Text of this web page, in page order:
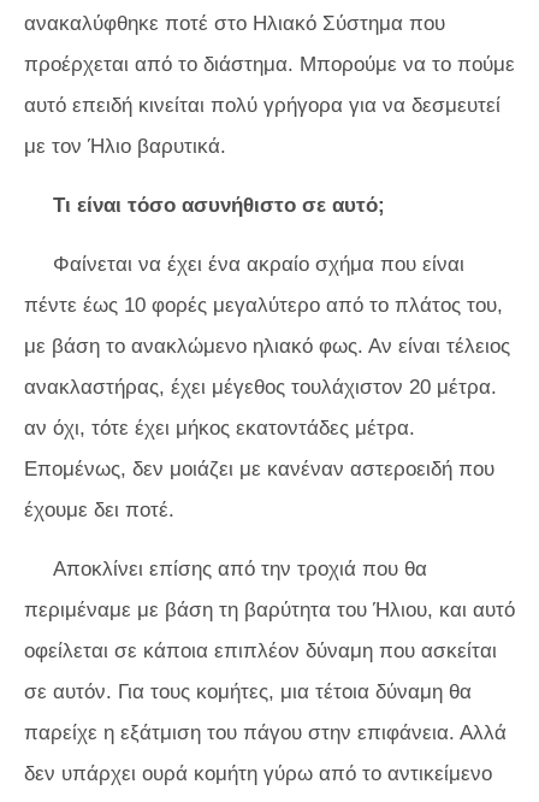
ανακαλύφθηκε ποτέ στο Ηλιακό Σύστημα που
προέρχεται από το διάστημα. Μπορούμε να το πούμε
αυτό επειδή κινείται πολύ γρήγορα για να δεσμευτεί
με τον Ήλιο βαρυτικά.
Τι είναι τόσο ασυνήθιστο σε αυτό;
Φαίνεται να έχει ένα ακραίο σχήμα που είναι
πέντε έως 10 φορές μεγαλύτερο από το πλάτος του,
με βάση το ανακλώμενο ηλιακό φως. Αν είναι τέλειος
ανακλαστήρας, έχει μέγεθος τουλάχιστον 20 μέτρα.
αν όχι, τότε έχει μήκος εκατοντάδες μέτρα.
Επομένως, δεν μοιάζει με κανέναν αστεροειδή που
έχουμε δει ποτέ.
Αποκλίνει επίσης από την τροχιά που θα
περιμέναμε με βάση τη βαρύτητα του Ήλιου, και αυτό
οφείλεται σε κάποια επιπλέον δύναμη που ασκείται
σε αυτόν. Για τους κομήτες, μια τέτοια δύναμη θα
παρείχε η εξάτμιση του πάγου στην επιφάνεια. Αλλά
δεν υπάρχει ουρά κομήτη γύρω από το αντικείμενο